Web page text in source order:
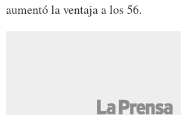
aumentó la ventaja a los 56.